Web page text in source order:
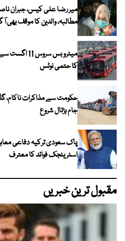
میر رضا علی کیس، جبران
مطالبہ، والدین کا موقف بھی آ
میٹرو بس
کا حتمی نوٹس
حکومت سے مذاکرات ناکام،
جام ہڑتال شروع
پاک سعودی ترکیہ دفاعی
اسٹریٹجک فوائد کا معترف
مقبول ترین خبریں